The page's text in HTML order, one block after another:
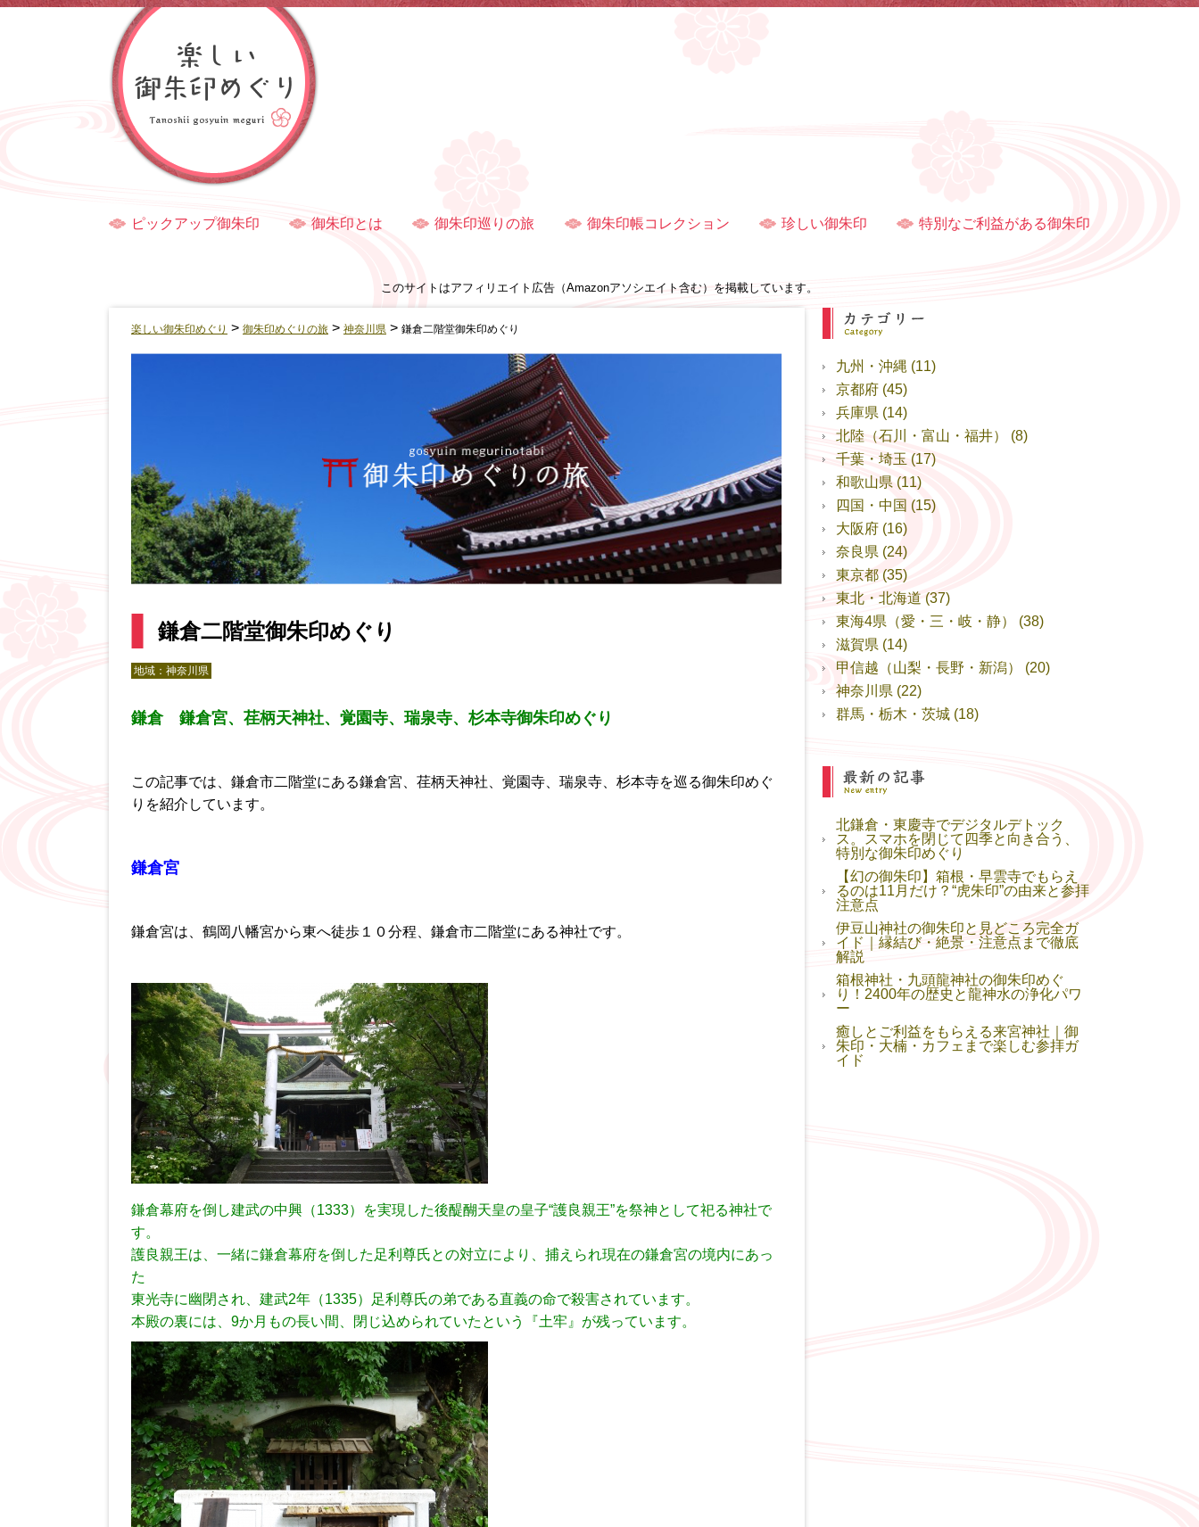
ピックアップ御朱印 御朱印とは 御朱印巡りの旅 御朱印帳コレクション 珍しい御朱印 特別なご利益がある御朱印
このサイトはアフィリエイト広告（Amazonアソシエイト含む）を掲載しています。
楽しい御朱印めぐり > 御朱印めぐりの旅 > 神奈川県 > 鎌倉二階堂御朱印めぐり
鎌倉二階堂御朱印めぐり
地域： 神奈川県
鎌倉 鎌倉宮、荏柄天神社、覚園寺、瑞泉寺、杉本寺御朱印めぐり
この記事では、鎌倉市二階堂にある鎌倉宮、荏柄天神社、覚園寺、瑞泉寺、杉本寺を巡る御朱印めぐ
りを紹介しています。
鎌倉宮
鎌倉宮は、鶴岡八幡宮から東へ徒歩１０分程、鎌倉市二階堂にある神社です。
鎌倉幕府を倒し建武の中興（1333）を実現した後醍醐天皇の皇子“護良親王”を祭神として祀る神社で
す。
護良親王は、一緒に鎌倉幕府を倒した足利尊氏との対立により、捕えられ現在の鎌倉宮の境内にあっ
た
東光寺に幽閉され、建武2年（1335）足利尊氏の弟である直義の命で殺害されています。
本殿の裏には、9か月もの長い間、閉じ込められていたという『土牢』が残っています。
九州・沖縄 (11)
京都府 (45)
兵庫県 (14)
北陸（石川・富山・福井）
(8)
千葉・埼玉 (17)
和歌山県 (11)
四国・中国 (15)
大阪府 (16)
奈良県 (24)
東京都 (35)
東北・北海道 (37)
東海4県（愛・三・岐・静）
(38)
滋賀県 (14)
甲信越（山梨・長野・新潟）
(20)
神奈川県 (22)
群馬・栃木・茨城 (18)
北鎌倉・東慶寺でデジタルデトック
ス。スマホを閉じて四季と向き合う、
特別な御朱印めぐり
【幻の御朱印】箱根・早雲寺でもらえ
るのは11月だけ？“虎朱印”の由来と参拝
注意点
伊豆山神社の御朱印と見どころ完全ガ
イド｜縁結び・絶景・注意点まで徹底
解説
箱根神社・九頭龍神社の御朱印めぐ
り！2400年の歴史と龍神水の浄化パワ
ー
癒しとご利益をもらえる来宮神社｜御
朱印・大楠・カフェまで楽しむ参拝ガ
イド